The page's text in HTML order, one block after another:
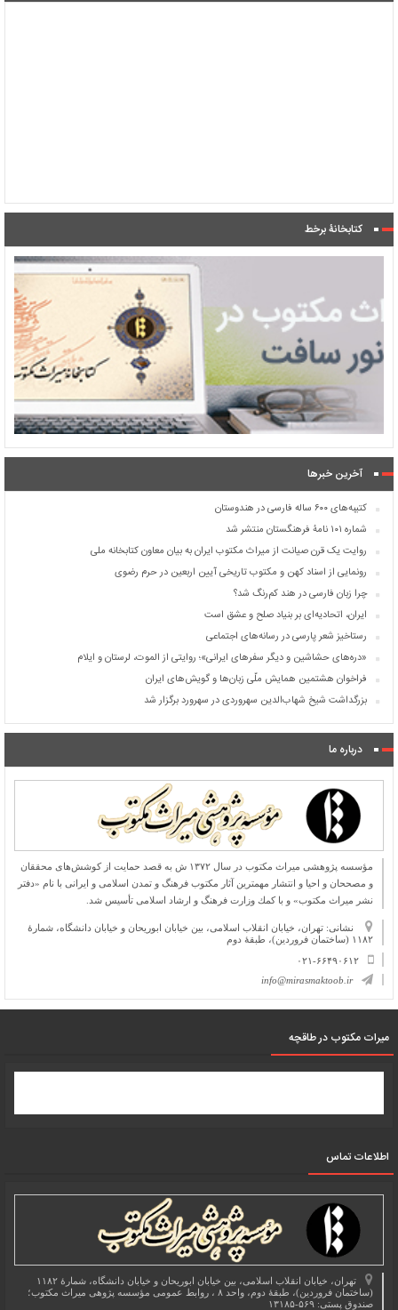
کتابخانۀ برخط
آخرین خبرها
کتیبه‌های ۶۰۰ ساله فارسی در هندوستان
شماره ۱۰۱ نامۀ فرهنگستان منتشر شد
روایت یک قرن صیانت از میراث مکتوب ایران به بیان معاون کتابخانه ملی
رونمایی از اسناد کهن و مکتوب تاریخی آیین اربعین در حرم رضوی
چرا زبان فارسی در هند کم‌رنگ شد؟
ایران، اتحادیه‌ای بر بنیاد صلح و عشق است
رستاخیز شعر پارسی در رسانه‌های اجتماعی
«دره‌های حشاشین و دیگر سفرهای ایرانی»؛ روایتی از الموت، لرستان و ایلام
فراخوان هشتمین همایش ملّی زبان‌ها و گویش‌های ایران
بزرگداشت شیخ شهاب‌الدین سهروردی در سهرورد برگزار شد
درباره ما
مؤسسه پژوهشی میراث مكتوب در سال ۱۳۷۲ ش به قصد حمایت از كوشش‌های محققان
و مصححان و احیا و انتشار مهمترین آثار مكتوب فرهنگ و تمدن اسلامی و ایرانی با نام «دفتر
نشر میراث مكتوب» و با كمك وزارت فرهنگ و ارشاد اسلامی تأسیس شد.
نشانی: تهران، خیابان انقلاب اسلامی، بین خیابان ابوریحان و خیابان دانشگاه، شمارۀ
۱۱۸۲ (ساختمان فروردین)، طبقۀ دوم
۰۲۱-۶۶۴۹۰۶۱۲
info@mirasmaktoob.ir
میرات مکتوب در طاقچه
اطلاعات تماس
تهران، خیابان انقلاب اسلامی، بین خیابان ابوریحان و خیابان دانشگاه، شمارۀ ۱۱۸۲
(ساختمان فروردین)، طبقۀ دوم، واحد ۸ ، روابط عمومی مؤسسه پژوهی میراث مکتوب؛
صندوق پستی: ۵۶۹-۱۳۱۸۵